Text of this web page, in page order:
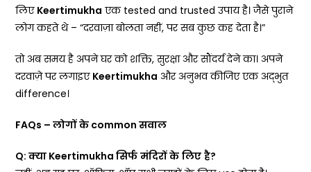
लिए Keertimukha एक tested and trusted उपाय है। जैसे पुराने
लोग कहते थे – “दरवाज़ा बोलता नहीं, पर सब कुछ कह देता है।”
तो अब समय है अपने घर को शक्ति, सुरक्षा और सौंदर्य देने का। अपने
दरवाज़े पर लगाइए Keertimukha और अनुभव कीजिए एक अद्भुत
difference।
FAQs –लोगों के commonसवाल
Q:क्या Keertimukhaसिर्फ मंदिरों के लिए है?